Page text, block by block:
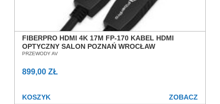
FIBERPRO HDMI 4K 17M FP-170 KABEL HDMI
OPTYCZNY SALON POZNAŃ WROCŁAW
PRZEWODY AV
899,00 ZŁ
KOSZYK ZOBACZ